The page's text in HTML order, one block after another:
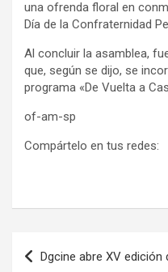
una ofrenda floral en
Día de la Confraternidad
Al concluir la asamblea,
que, según se dijo, se
programa «De Vuelta a
of-am-sp
Compártelo en tus redes:
Navegación
Dgcine abre XV